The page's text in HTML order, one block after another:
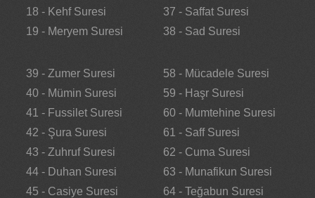
18 - Kehf Suresi
19 - Meryem Suresi
37 - Saffat Suresi
38 - Sad Suresi
39 - Zumer Suresi
40 - Mümin Suresi
41 - Fussilet Suresi
42 - Şura Suresi
43 - Zuhruf Suresi
44 - Duhan Suresi
45 - Casiye Suresi
58 - Mücadele Suresi
59 - Haşr Suresi
60 - Mumtehine Suresi
61 - Saff Suresi
62 - Cuma Suresi
63 - Munafikun Suresi
64 - Teğabun Suresi